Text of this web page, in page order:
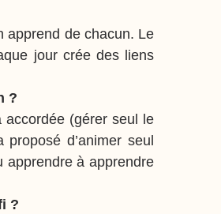
apprend de chacun. Le
jour crée des liens
?
accordée (gérer seul le
d’animer seul
apprendre à apprendre
?